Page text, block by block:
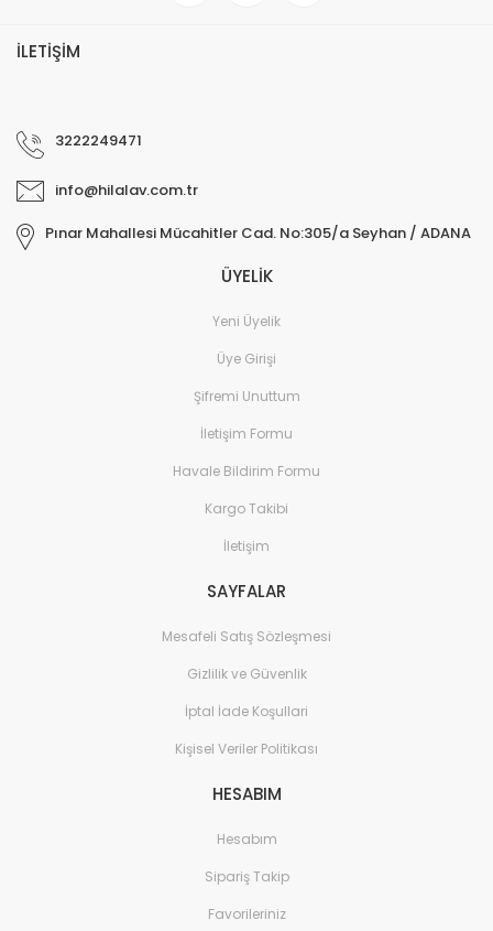
İLETİŞİM
3222249471
info@hilalav.com.tr
Pınar Mahallesi Mücahitler Cad. No:305/a Seyhan / ADANA
ÜYELİK
Yeni Üyelik
Üye Girişi
Şifremi Unuttum
İletişim Formu
Havale Bildirim Formu
Kargo Takibi
İletişim
SAYFALAR
Mesafeli Satış Sözleşmesi
Gizlilik ve Güvenlik
İptal İade Koşullari
Kişisel Veriler Politikası
HESABIM
Hesabım
Sipariş Takip
Favorileriniz